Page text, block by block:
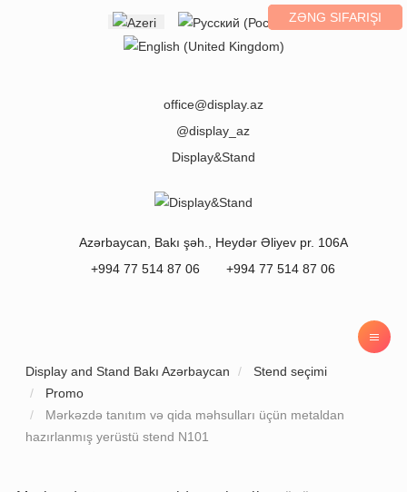
Select your language ZƏNG SIFARIŞI
office@display.az
@display_az
Display&Stand
Azərbaycan Bakı şəh., Heydər Əliyev pr. 106A
+994 77 514 87 06
+994 77 514 87 06
Display and Stand Bakı Azərbaycan
Stend seçimi
Promo
Mərkəzdə tanıtım və qida məhsulları üçün metaldan
hazırlanmış yerüstü stend N101